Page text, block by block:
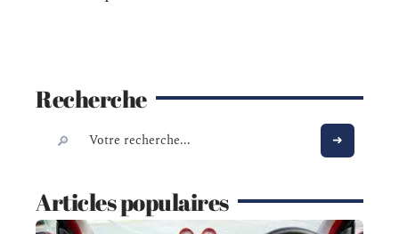
Recherche
Articles populaires